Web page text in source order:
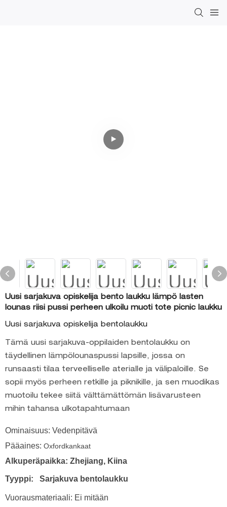
Uusi sarjakuva opiskelija bento laukku lämpö lasten
lounas riisi pussi perheen ulkoilu muoti tote picnic laukku
Uusi sarjakuva opiskelija bentolaukku
Tämä uusi sarjakuva-oppilaiden bentolaukku on
täydellinen lämpölounaspussi lapsille, jossa on
runsaasti tilaa terveelliselle aterialle ja välipaloille. Se
sopii myös perheen retkille ja piknikille, ja sen muodikas
muotoilu tekee siitä välttämättömän lisävarusteen
mihin tahansa ulkotapahtumaan
Ominaisuus: Vedenpitävä
Pääaines: Oxfordkankaat
Alkuperäpaikka: Zhejiang, Kiina
Tyyppi: Sarjakuva bentolaukku
Vuorausmateriaali: Ei mitään